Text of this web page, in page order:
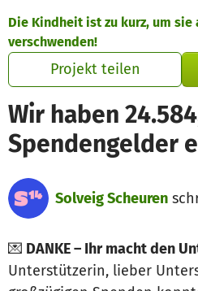
Die Kindheit ist zu kurz, um sie
verschwenden!
Projekt teilen
Wir haben
Spendengelder
Solveig Scheuren
💌 DANKE – Ihr macht den
Unterstützerin, lieber